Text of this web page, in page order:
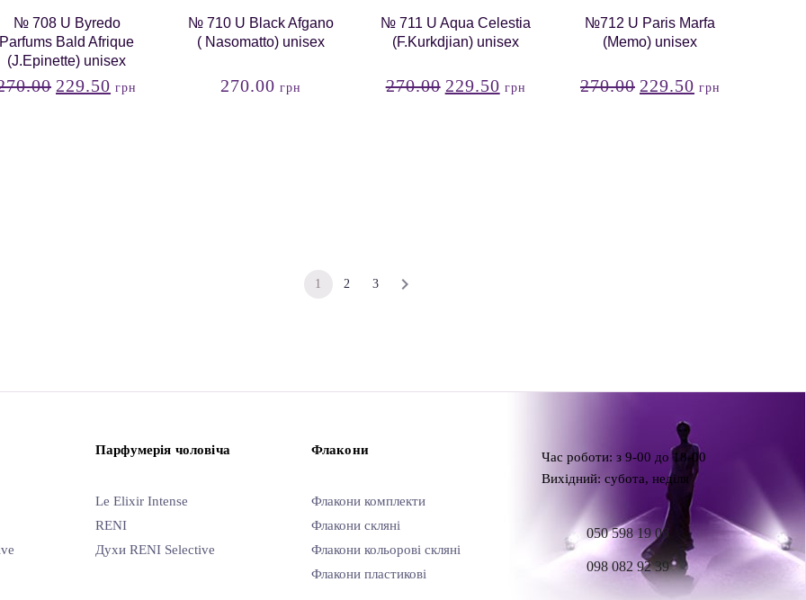
№ 708 U Byredo
Parfums Bald Afrique
(J.Epinette) unisex
229.50 грн
№ 710 U Black Afgano
( Nasomatto) unisex
270.00 грн
№ 711 U Aqua Celestia
(F.Kurkdjian) unisex
270.00 229.50 грн
№712 U Paris Marfa
(Memo) unisex
270.00 229.50 грн
1 2 3
Парфумерія чоловіча
Le Elixir Intense
RENI
Духи RENI Selective
Флакони
Флакони комплекти
Флакони скляні
Флакони кольорові скляні
Флакони пластикові
Час роботи: з 9-00 до 18-00
Вихідний: субота, неділя
050 598 19 06
098 082 92 39